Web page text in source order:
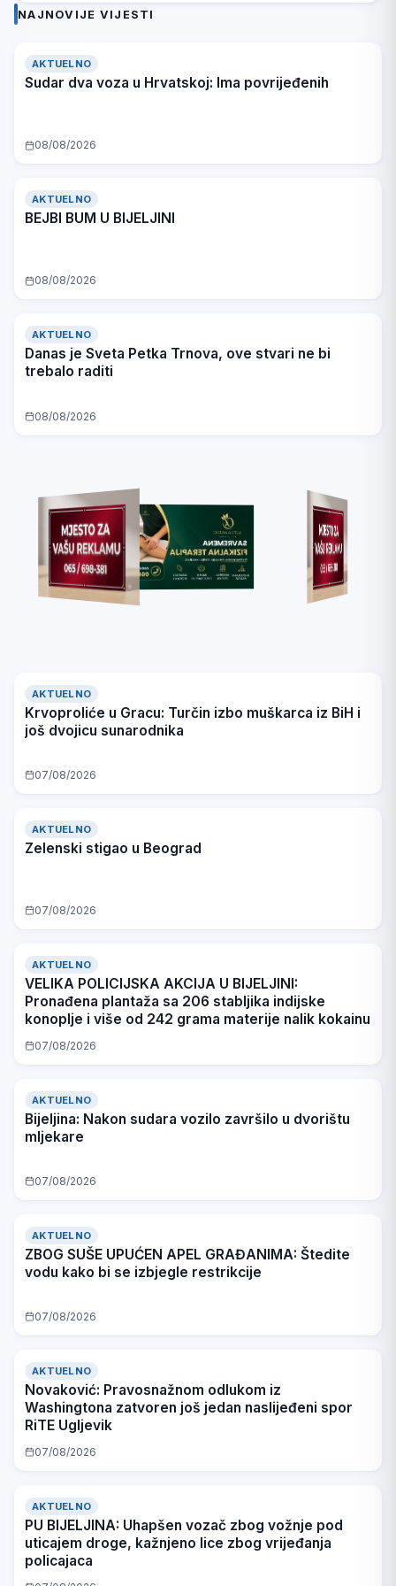
NAJNOVIJE VIJESTI
AKTUELNO
Sudar dva voza u Hrvatskoj: Ima povrijeđenih
08/08/2026
AKTUELNO
BEJBI BUM U BIJELJINI
08/08/2026
AKTUELNO
Danas je Sveta Petka Trnova, ove stvari ne bi
trebalo raditi
08/08/2026
AKTUELNO
Krvoproliće u Gracu: Turčin izbo muškarca iz BiH i
još dvojicu sunarodnika
07/08/2026
AKTUELNO
Zelenski stigao u Beograd
07/08/2026
AKTUELNO
VELIKA POLICIJSKA AKCIJA U BIJELJINI:
Pronađena plantaža sa 206 stabljika indijske
konoplje i više od 242 grama materije nalik kokainu
07/08/2026
AKTUELNO
Bijeljina: Nakon sudara vozilo završilo u dvorištu
mljekare
07/08/2026
AKTUELNO
ZBOG SUŠE UPUĆEN APEL GRAĐANIMA: Štedite
vodu kako bi se izbjegle restrikcije
07/08/2026
AKTUELNO
Novaković: Pravosnažnom odlukom iz
Washingtona zatvoren još jedan naslijeđeni spor
RiTE Ugljevik
07/08/2026
AKTUELNO
PU BIJELJINA: Uhapšen vozač zbog vožnje pod
uticajem droge, kažnjeno lice zbog vrijeđanja
policajaca